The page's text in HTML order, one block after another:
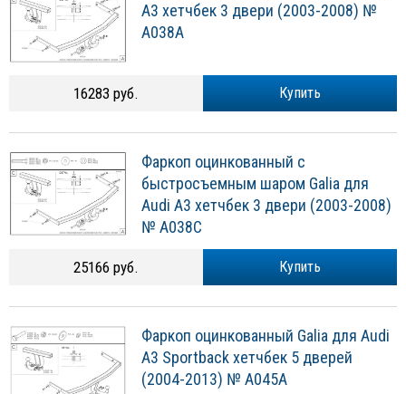
A3 хетчбек 3 двери (2003-2008) №
A038A
Купить
16283 руб.
Фаркоп оцинкованный с
быстросъемным шаром Galia для
Audi A3 хетчбек 3 двери (2003-2008)
№ A038C
Купить
25166 руб.
Фаркоп оцинкованный Galia для Audi
A3 Sportback хетчбек 5 дверей
(2004-2013) № A045A